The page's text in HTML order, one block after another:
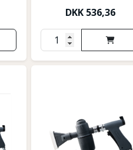
DKK 536,36